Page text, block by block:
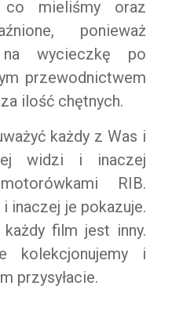
mieliśmy oraz
ponieważ
wycieczkę po
przewodnictwem
ilość chętnych.
każdy z Was i
widzi i inaczej
RIB.
inaczej je pokazuje.
film jest inny.
kolekcjonujemy i
przysyłacie.